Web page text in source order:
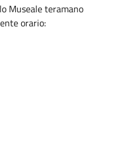
Museale teramano
orario: